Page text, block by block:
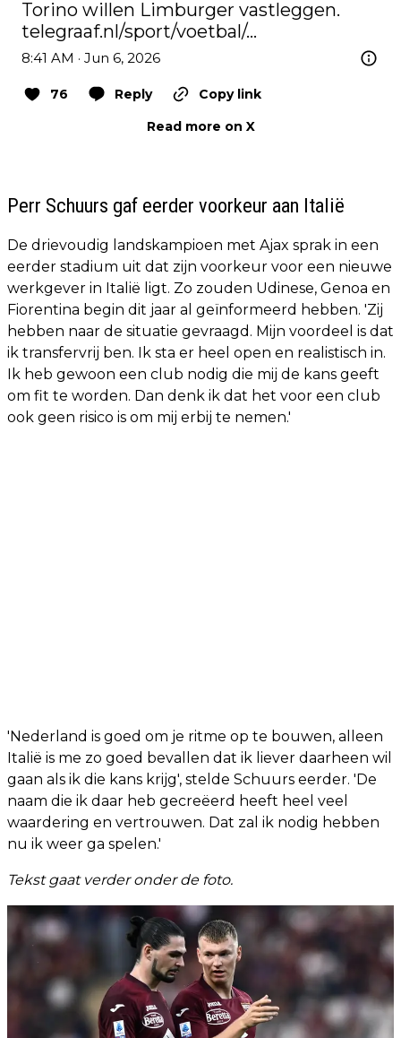
telegraaf.nl/sport/voetbal/…
8:41 AM · Jun 6, 2026
76 Reply
Copy link
Read more on X
Perr Schuurs gaf eerder voorkeur aan Italië
De drievoudig landskampioen met Ajax sprak in een
eerder stadium uit dat zijn voorkeur voor een nieuwe
werkgever in Italië ligt. Zo zouden Udinese, Genoa en
Fiorentina begin dit jaar al geïnformeerd hebben. 'Zij
hebben naar de situatie gevraagd. Mijn voordeel is dat
ik transfervrij ben. Ik sta er heel open en realistisch in.
Ik heb gewoon een club nodig die mij de kans geeft
om fit te worden. Dan denk ik dat het voor een club
ook geen risico is om mij erbij te nemen.'
'Nederland is goed om je ritme op te bouwen, alleen
Italië is me zo goed bevallen dat ik liever daarheen wil
gaan als ik die kans krijg', stelde Schuurs eerder. 'De
naam die ik daar heb gecreëerd heeft heel veel
waardering en vertrouwen. Dat zal ik nodig hebben
nu ik weer ga spelen.'
Tekst gaat verder onder de foto.